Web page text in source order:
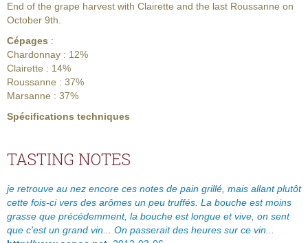
End of the grape harvest with Clairette and the last Roussanne on
October 9th.
Cépages :
Chardonnay : 12%
Clairette : 14%
Roussanne : 37%
Marsanne : 37%
Spécifications techniques
TASTING NOTES
je retrouve au nez encore ces notes de pain grillé, mais allant plutôt
cette fois-ci vers des arômes un peu truffés. La bouche est moins
grasse que précédemment, la bouche est longue et vive, on sent
que c'est un grand vin... On passerait des heures sur ce vin...